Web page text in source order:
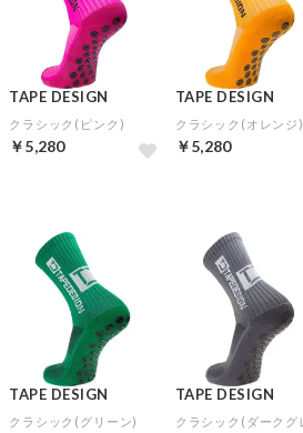
TAPE DESIGN
クラシック(ピンク)
￥5,280
TAPE DESIGN
クラシック(オレンジ)
￥5,280
TAPE DESIGN
クラシック(グリーン)
TAPE DESIGN